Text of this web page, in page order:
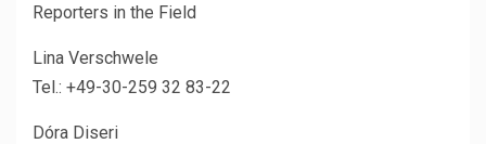
Reporters in the Field
Lina Verschwele
Tel.: +49-30-259 32 83-22
Dóra Diseri